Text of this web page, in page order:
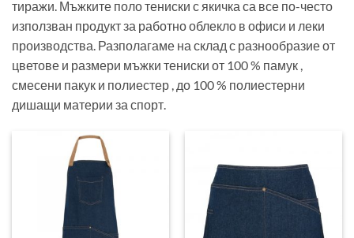
тиражи. Мъжките поло тениски с якичка са все по-често
използван продукт за работно облекло в офиси и леки
производства. Разполагаме на склад с разнообразие от
цветове и размери мъжки тениски от 100 % памук ,
смесени пакук и полиестер , до 100 % полиестерни
дишащи материи за спорт.